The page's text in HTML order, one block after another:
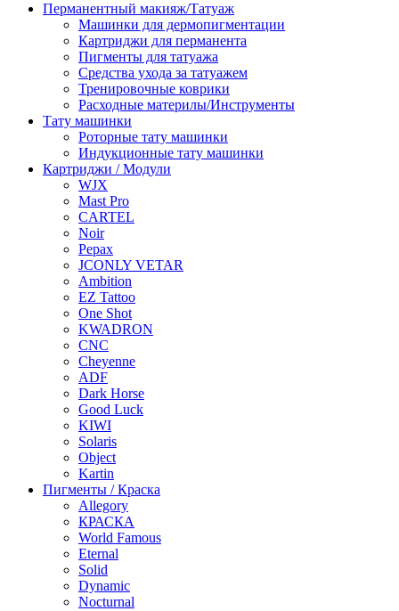
Перманентный макияж/Татуаж
Машинки для дермопигментации
Картриджи для перманента
Пигменты для татуажа
Средства ухода за татуажем
Тренировочные коврики
Расходные материлы/Инструменты
Тату машинки
Роторные тату машинки
Индукционные тату машинки
Картриджи / Модули
WJX
Mast Pro
CARTEL
Noir
Pepax
JCONLY VETAR
Ambition
EZ Tattoo
One Shot
KWADRON
CNC
Cheyenne
ADF
Dark Horse
Good Luck
KIWI
Solaris
Object
Kartin
Пигменты / Краска
Allegory
КРАСКА
World Famous
Eternal
Solid
Dynamic
Nocturnal